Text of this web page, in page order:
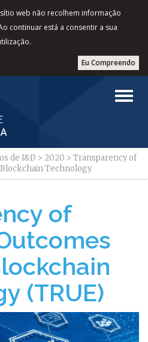
web não recolhem informação
continuar está a consentir a sua
Eu Compreendo
de I&D > 2020 > Transparency of
Technology
of
(TRUE)